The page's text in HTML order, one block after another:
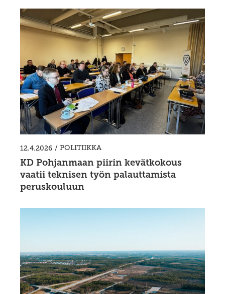
12.4.2026 / POLITIIKKA
KD Pohjanmaan piirin kevätkokous
vaatii teknisen työn palauttamista
peruskouluun